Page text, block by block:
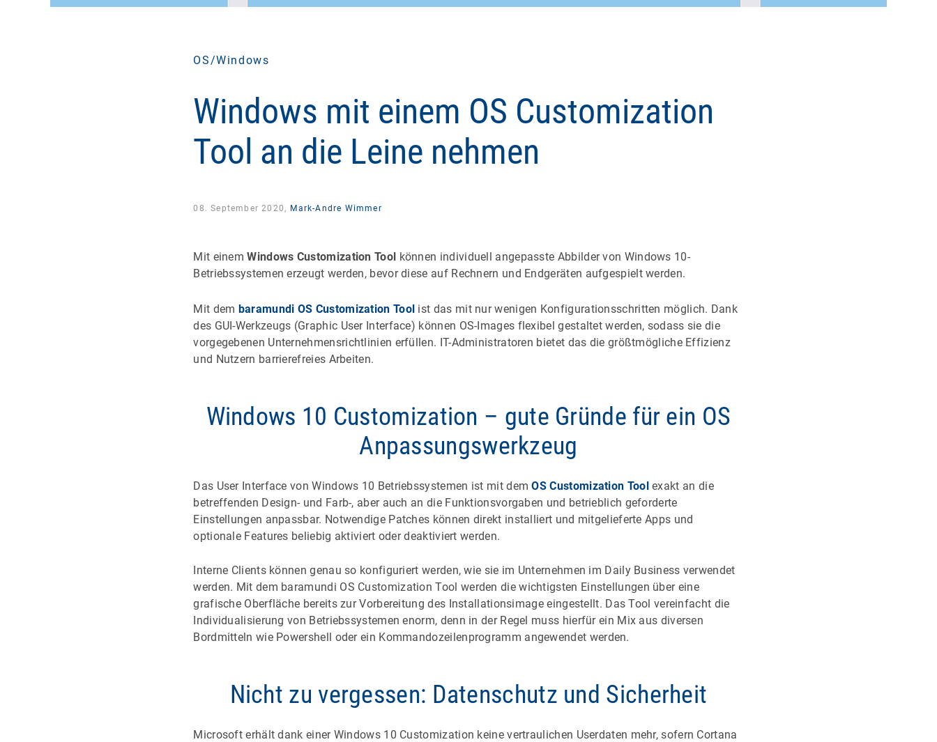
OS/Windows
Windows mit einem OS Customization
Tool an die Leine nehmen
08. September 2020, Mark-Andre Wimmer
Mit einemWindows Customization Tool können individuell angepasste Abbilder von Windows 10-
Betriebssystemen erzeugt werden, bevor diese auf Rechnern und Endgeräten aufgespielt werden.
Mit dem baramundi OS Customization Tool ist das mit nur wenigen Konfigurationsschritten möglich. Dank
des GUI-Werkzeugs (Graphic User Interface) können OS-Images flexibel gestaltet werden, sodass sie die
vorgegebenen Unternehmensrichtlinien erfüllen. IT-Administratoren bietet das die größtmögliche Effizienz
und Nutzern barrierefreies Arbeiten.
Windows 10 Customization – gute Gründe für ein OS
Anpassungswerkzeug
Das User Interface von Windows 10 Betriebssystemen ist mit demOS Customization Toolexakt an die
betreffenden Design- und Farb-, aber auch an die Funktionsvorgaben und betrieblich geforderte
Einstellungen anpassbar. Notwendige Patches können direkt installiert und mitgelieferte Apps und
optionale Features beliebig aktiviert oder deaktiviert werden.
Interne Clients können genau so konfiguriert werden, wie sie im Unternehmen im Daily Business verwendet
werden. Mit dem baramundi OS Customization Tool werden die wichtigsten Einstellungen über eine
grafische Oberfläche bereits zur Vorbereitung des Installationsimage eingestellt. Das Tool vereinfacht die
Individualisierung von Betriebssystemen enorm, denn in der Regel muss hierfür ein Mix aus diversen
Bordmitteln wie Powershell oder ein Kommandozeilenprogramm angewendet werden.
Nicht zu vergessen: Datenschutz und Sicherheit
Microsoft erhält dank einer Windows 10 Customization keine vertraulichen Userdaten mehr, sofern Cortana